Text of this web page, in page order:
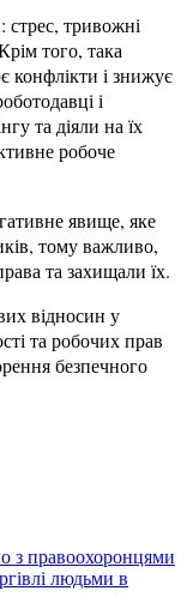
стрес, тривожні
того, така
конфлікти і знижує
і
та діяли на їх
робоче
явище, яке
тому важливо,
та захищали їх.
відносин у
та робочих прав
безпечного
з правоохоронцями
людьми в